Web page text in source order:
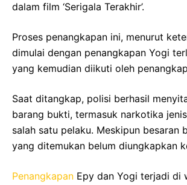
dalam film ‘Serigala Terakhir’.
Proses penangkapan ini, menurut
dimulai dengan penangkapan Yogi
yang kemudian diikuti oleh
Saat ditangkap, polisi berhasil
barang bukti, termasuk narkotika
salah satu pelaku. Meskipun besaran
yang ditemukan belum diungkapkan
Penangkapan Epy dan Yogi terjadi di